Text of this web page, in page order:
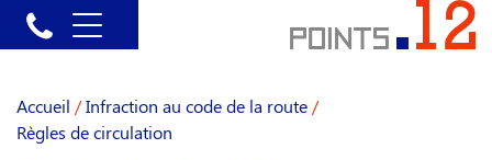
Accueil /Infraction au code de la route /
Règles de circulation